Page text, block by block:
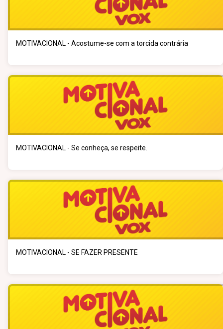
MOTIVACIONAL - Acostume-se com a torcida contrária
MOTIVACIONAL - Se conheça, se respeite.
MOTIVACIONAL - SE FAZER PRESENTE